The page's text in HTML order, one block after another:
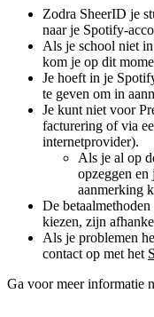
Zodra SheerID je
naar je Spotify-
Als je school niet
kom je op dit
Je hoeft in je
te geven om in
Je kunt niet voor
facturering of via
internetprovider).
Als je al op
opzeggen en
aanmerking
De
kiezen, zijn
Als je problemen
contact op met het
Ga voor meer informatie